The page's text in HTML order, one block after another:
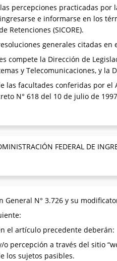
percepciones practicadas
e informarse en los
Retenciones (SICORE).
generales citadas en
compete la Dirección de
y Telecomunicaciones, y la
las facultades conferidas por el
N° 618 del 10 de julio de
FEDERAL DE
General N° 3.726 y su
el artículo precedente deberán:
percepción a través del sitio
los sujetos pasibles.